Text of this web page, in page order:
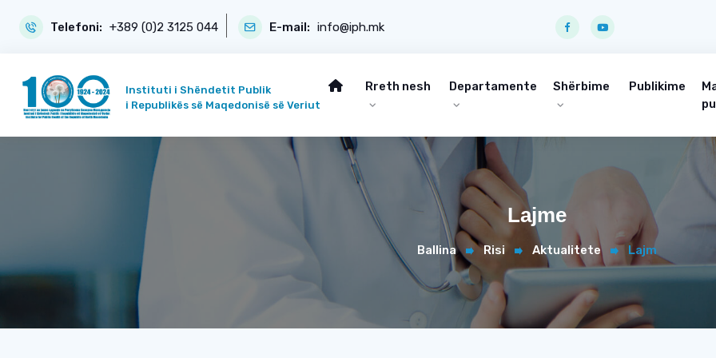
Telefoni: +389 (0)2 3125 044 E-mail: info@iph.mk
Instituti i Shëndetit Publik
i Republikës së Maqedonisë së Veriut
Rreth nesh Departamente Shërbime Publikime
Lajme
Ballina Risi Aktualitete Lajm